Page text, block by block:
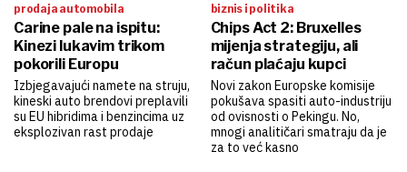
prodaja automobila
Carine pale na ispitu:
Kinezi lukavim trikom
pokorili Europu
Izbjegavajući namete na struju,
kineski auto brendovi preplavili
su EU hibridima i benzincima uz
eksplozivan rast prodaje
biznis i politika
Chips Act 2: Bruxelles
mijenja strategiju, ali
račun plaćaju kupci
Novi zakon Europske komisije
pokušava spasiti auto-industriju
od ovisnosti o Pekingu. No,
mnogi analitičari smatraju da je
za to već kasno